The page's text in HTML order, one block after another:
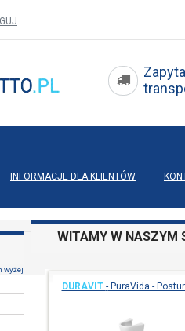
INFORMACJE DLA KLIENTÓW
wyżej
WITAMY W NASZYM
DURAVIT -PuraVida -